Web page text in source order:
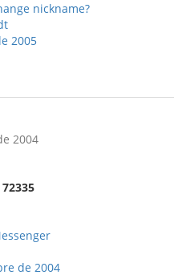
nickname?
2005
2004
72335
de 2004